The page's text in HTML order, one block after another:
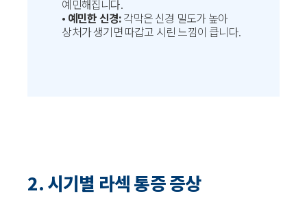
예민해집니다.
• 예민한 신경:각막은 신경 밀도가 높아
상처가 생기면 따갑고 시린 느낌이 큽니다.
2. 시기별 라섹 통증 증상